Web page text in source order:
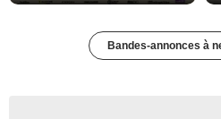
Bandes-annonces à